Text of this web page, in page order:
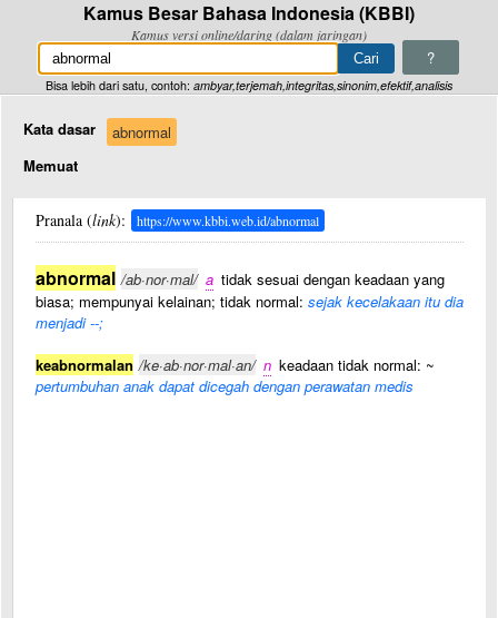
Kamus Besar Bahasa Indonesia (KBBI)
Kamus versi online/daring (dalam jaringan)
?
Bisa lebih dari satu, contoh: ambyar,terjemah,integritas,sinonim,efektif,analisis
Kata dasar
abnormal
Memuat
Pranala (link): https://www.kbbi.web.id/abnormal
abnormal /ab·nor·mal/ a tidak sesuai dengan keadaan yang
biasa; mempunyai kelainan; tidak normal: sejak kecelakaan itu dia
menjadi --;
keabnormalan /ke·ab·nor·mal·an/ n keadaan tidak normal: ~
pertumbuhan anak dapat dicegah dengan perawatan medis